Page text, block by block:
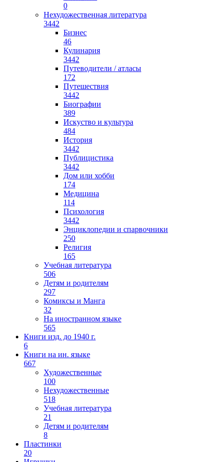
0
Нехудожественная литература
3442
Бизнес
46
Кулинария
3442
Путеводители / атласы
172
Путешествия
3442
Биографии
389
Искуство и культура
484
История
3442
Публицистика
3442
Дом или хобби
174
Медицина
114
Психология
3442
Энциклопедии и спарвочники
250
Религия
165
Учебная литература
506
Детям и родителям
297
Комиксы и Манга
32
На иностранном языке
565
Книги изд. до 1940 г.
6
Книги на ин. языке
667
Художественные
100
Нехудожественные
518
Учебная литература
21
Детям и родителям
8
Пластинки
20